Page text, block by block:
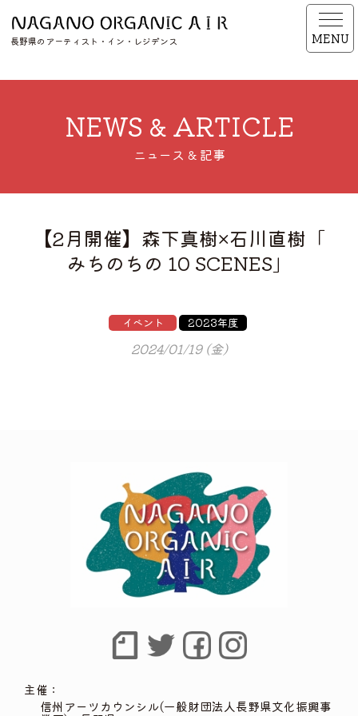
長野県のアーティスト・イン・レジデンス MENU
NEWS & ARTICLE
ニュース & 記事
【2月開催】森下真樹×石川直樹「
みちのちの 10 SCENES」
イベント 2023年度
2024/01/19 (金)
主催：
信州アーツカウンシル(一般財団法人長野県文化振興事